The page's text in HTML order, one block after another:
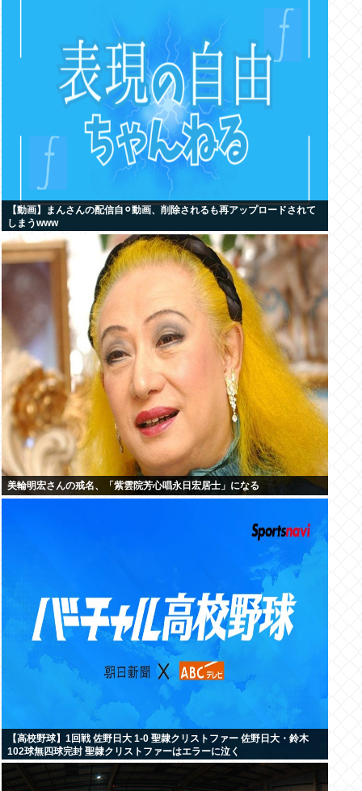
【動画】まんさんの配信自⚪︎動画、削除されるも再アップロードされて
しまうwww
美輪明宏さんの戒名、「紫雲院芳心唱永日宏居士」になる
【高校野球】1回戦 佐野日大 1-0 聖隷クリストファー 佐野日大・鈴木
102球無四球完封 聖隷クリストファーはエラーに泣く